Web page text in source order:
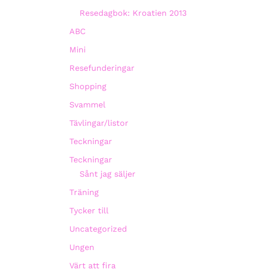
Resedagbok: Kroatien 2013
ABC
Mini
Resefunderingar
Shopping
Svammel
Tävlingar/listor
Teckningar
Teckningar
Sånt jag säljer
Träning
Tycker till
Uncategorized
Ungen
Värt att fira